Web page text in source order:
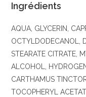
Ingrédients
AQUA, GLYCERIN,
OCTYLDODECANOL,
STEARATE CITRATE,
ALCOHOL,
CARTHAMUS
TOCOPHERYL